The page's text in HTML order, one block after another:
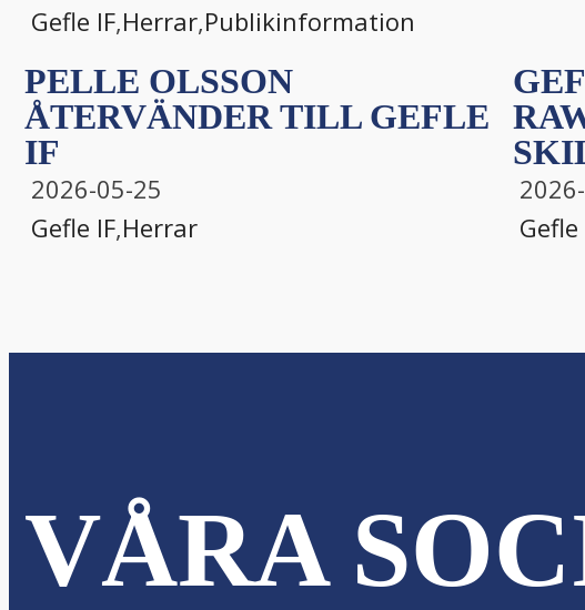
Gefle IF,Herrar,Publikinformation
PELLE OLSSON
ÅTERVÄNDER TILL GEFLE
IF
2026-05-25
Gefle IF,Herrar
Gefle
VÅRA